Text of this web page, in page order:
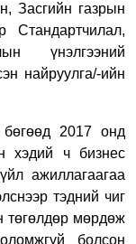
Засгийн газрын
үнэлгээний
найруулга/-ийн
2017 онд
хэдий ч бизнес
ажиллагаагаа
тэдний чиг
төгөлдөр мөрдөж
болсон